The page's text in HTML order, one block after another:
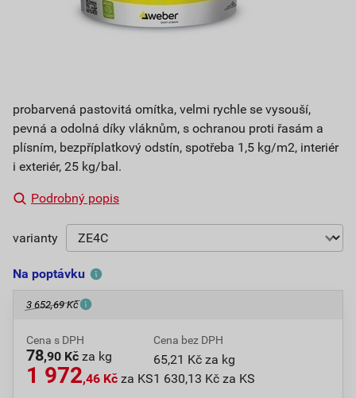
probarvená pastovitá omítka, velmi rychle se vysouší,
pevná a odolná díky vláknům, s ochranou proti řasám a
plísním, bezpříplatkový odstín, spotřeba 1,5 kg/m2, interiér
i exteriér, 25 kg/bal.
Podrobný popis
varianty
Na poptávku
3 652,69 Kč
Cena s DPH
78,90 Kč za kg
1 972,46 Kč za KS
Cena bez DPH
65,21 Kč za kg
1 630,13 Kč za KS